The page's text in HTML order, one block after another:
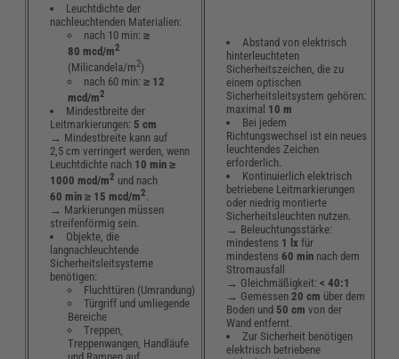
Leuchtdichte der
nachleuchtenden Materialien:
nach 10 min: ≥
80 mcd/m2
(Milicandela/m2)
nach 60 min: ≥ 12
mcd/m2
Mindestbreite der
Leitmarkierungen: 5 cm
→ Mindestbreite kann auf
2,5 cm verringert werden, wenn
Leuchtdichte nach 10 min ≥
1000 mcd/m2 und nach
60 min ≥ 15 mcd/m2.
→ Markierungen müssen
streifenförmig sein.
Objekte, die
langnachleuchtende
Sicherheitsleitsysteme
benötigen:
Fluchttüren (Umrandung)
Türgriff und umliegende
Bereiche
Treppen,
Treppenwangen, Handläufe
Abstand von elektrisch
hinterleuchteten
Sicherheitszeichen, die zu
einem optischen
Sicherheitsleitsystem gehören:
maximal 10 m
Bei jedem
Richtungswechsel ist ein neues
leuchtendes Zeichen
erforderlich.
Kontinuierlich elektrisch
betriebene Leitmarkierungen
oder niedrig montierte
Sicherheitsleuchten nutzen.
→ Beleuchtungsstärke:
mindestens 1 lxfür
mindestens 60 min nach dem
Stromausfall
→ Gleichmäßigkeit:< 40:1
→ Gemessen20 cm über dem
Boden und 50 cm von der
Wand entfernt.
Zur Sicherheit benötigen
elektrisch betriebene